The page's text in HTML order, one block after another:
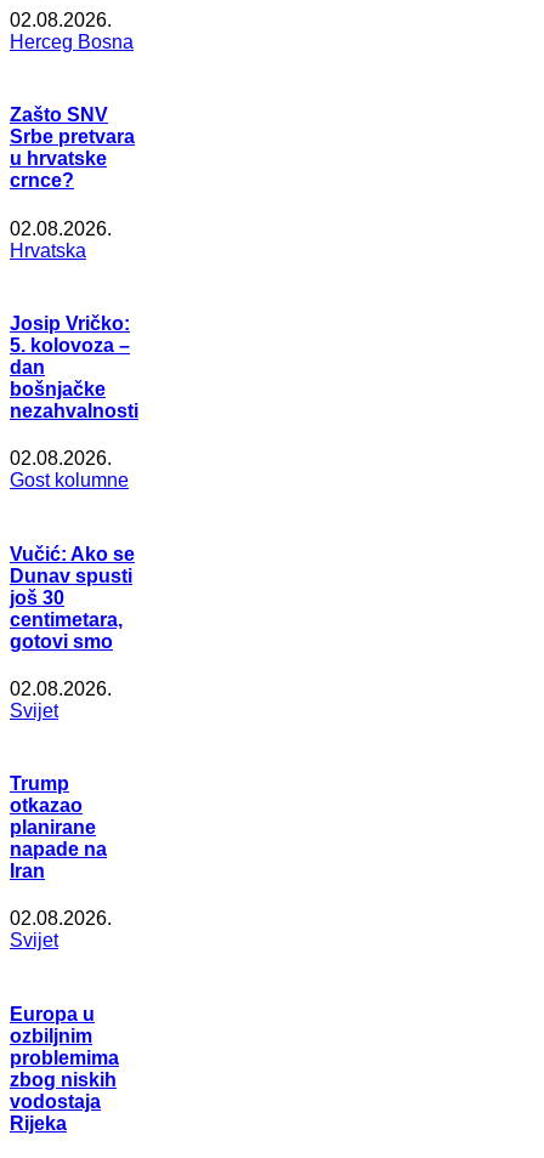
02.08.2026.
Herceg Bosna
Zašto SNV
Srbe pretvara
u hrvatske
crnce?
02.08.2026.
Hrvatska
Josip Vričko:
5. kolovoza –
dan
bošnjačke
nezahvalnosti
02.08.2026.
Gost kolumne
Vučić: Ako se
Dunav spusti
još 30
centimetara,
gotovi smo
02.08.2026.
Svijet
Trump
otkazao
planirane
napade na
Iran
02.08.2026.
Svijet
Europa u
ozbiljnim
problemima
zbog niskih
vodostaja
Rijeka